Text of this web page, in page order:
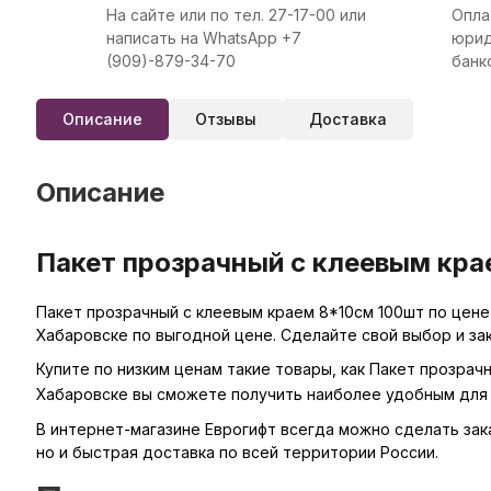
На сайте или по тел. 27-17-00 или
написать на WhatsApp +7
(909)-879-34-70
Описание Отзывы Доставка
Описание
Пакет прозрачный с клеевым
Пакет прозрачный с клеевым краем 8*10см 100шт по
Хабаровске по выгодной цене. Сделайте свой выбор и
Купите по низким ценам такие товары, как Пакет
Хабаровске вы сможете получить наиболее удобным
В интернет-магазине Еврогифт всегда можно сделать
но и быстрая доставка по всей территории России.